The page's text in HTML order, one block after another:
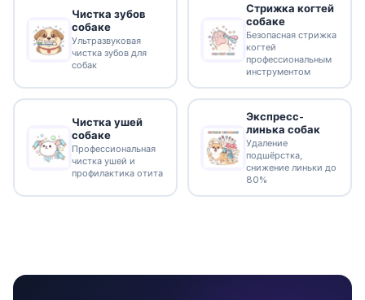
Чистка зубов
собаке
Ультразвуковая
чистка зубов для
собак
Стрижка когтей
собаке
Безопасная стрижка
когтей
профессиональным
инструментом
Чистка ушей
собаке
Профессиональная
чистка ушей и
профилактика отита
Экспресс-
линька собак
Удаление
подшёрстка,
снижение линьки до
80%